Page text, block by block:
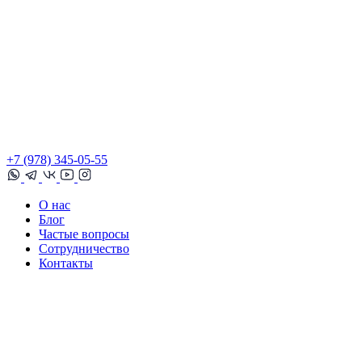
+7 (978) 345-05-55
О нас
Блог
Частые вопросы
Сотрудничество
Контакты